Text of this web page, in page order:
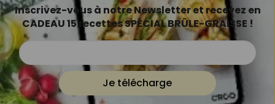
Inscrivez-vous à notre Newsletter et recevez en
CADEAU 15 recettes SPÉCIAL BRÛLE-GRAISSE !
Je télécharge